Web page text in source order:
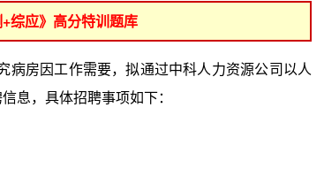
综应》高分特训题库
房因工作需要，拟通过中科人力资源公司以人
息，具体招聘事项如下：